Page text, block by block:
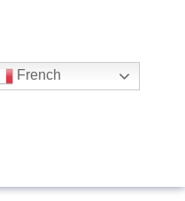
French